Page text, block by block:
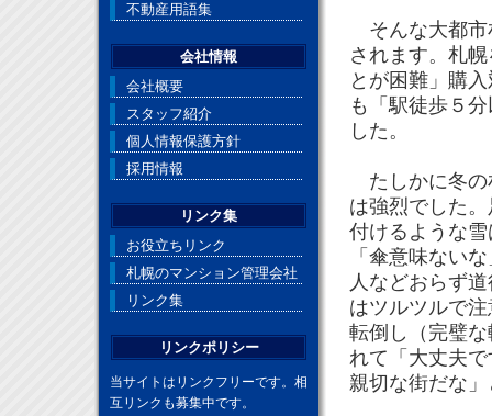
そんな大都市
されます。札
とが困難」購
も「駅徒歩５
した。
たしかに冬の
は強烈でした
付けるような
「傘意味ない
人などおらず
はツルツルで
転倒し（完璧
れて「大丈夫
親切な街だな
不動産用語集
会社情報
会社概要
スタッフ紹介
個人情報保護方針
採用情報
リンク集
お役立ちリンク
札幌のマンション管理会社
リンク集
リンクポリシー
当サイトはリンクフリーです。相
互リンクも募集中です。